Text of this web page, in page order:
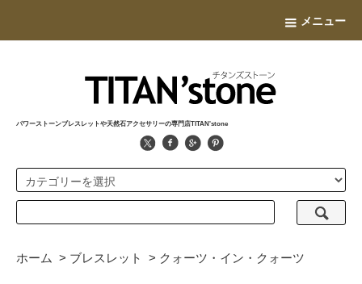
メニュー
パワーストーンブレスレットや天然石アクセサリーの専門店TITAN'stone
ホーム > ブレスレット > クォーツ・イン・クォーツ